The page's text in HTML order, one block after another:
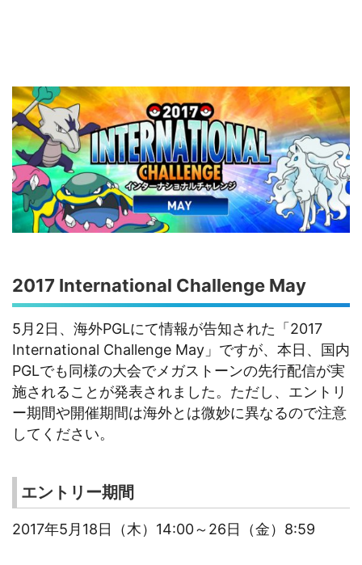
2017 International Challenge May
5月2日、海外PGLにて情報が告知された「2017
International Challenge May」ですが、本日、国内
PGLでも同様の大会でメガストーンの先行配信が実
施されることが発表されました。ただし、エントリ
ー期間や開催期間は海外とは微妙に異なるので注意
してください。
エントリー期間
2017年5月18日（木）14:00～26日（金）8:59